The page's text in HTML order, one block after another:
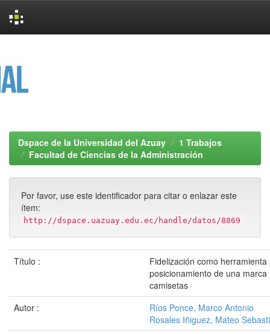
Dspace de la Universidad del Azuay
1 Trabajos
Facultad de Ciencias de la Administración
Por favor, use este identificador para citar o enlazar este
ítem:
http://dspace.uazuay.edu.ec/handle/datos/8869
Título :
Fidelización como herramienta
posicionamiento de una marca
camisetas
Autor :
Ríos Ponce, Marco Antonio
Rosales Iñiguez, Mateo